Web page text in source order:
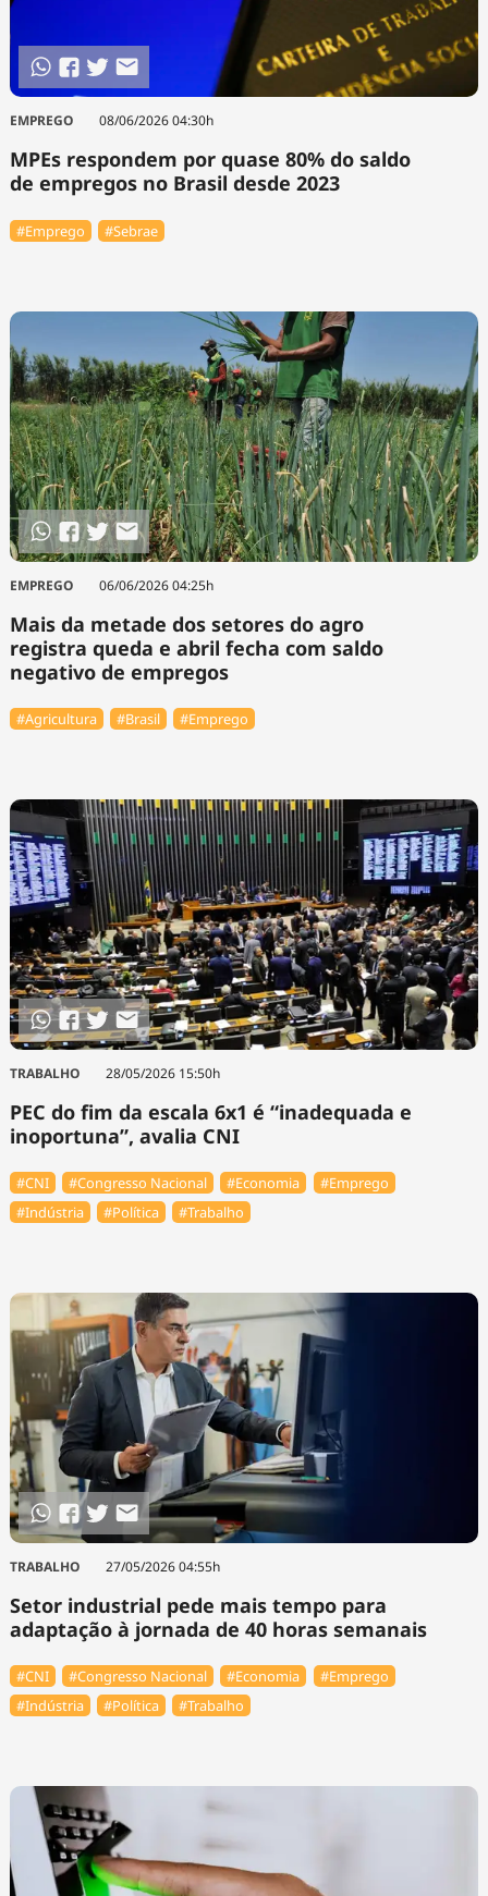
EMPREGO 08/06/2026 04:30h
MPEs respondem por quase 80% do saldo
de empregos no Brasil desde 2023
#Emprego #Sebrae
EMPREGO 06/06/2026 04:25h
Mais da metade dos setores do agro
registra queda e abril fecha com saldo
negativo de empregos
#Agricultura #Brasil #Emprego
TRABALHO 28/05/2026 15:50h
PEC do fim da escala 6x1 é “inadequada e
inoportuna”, avalia CNI
#CNI #Congresso Nacional #Economia
#Emprego
#Indústria
#Política #Trabalho
TRABALHO 27/05/2026 04:55h
Setor industrial pede mais tempo para
adaptação à jornada de 40 horas semanais
#CNI #Congresso Nacional #Economia
#Emprego
#Indústria
#Política #Trabalho